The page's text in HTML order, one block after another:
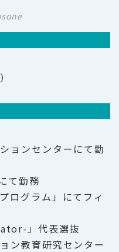
ョンセンターにて勤
て勤務
ログラム」にてフィ
」代表選抜
ン教育研究センター